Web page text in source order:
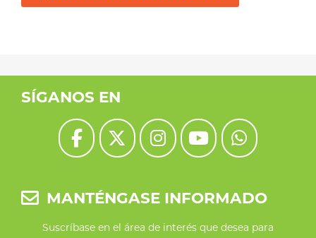
SÍGANOS EN
MANTÉNGASE INFORMADO
Suscríbase en el área de interés que desea para